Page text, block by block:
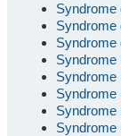
Syndrome
Syndrome
Syndrome
Syndrome
Syndrome
Syndrome
Syndrome
Syndrome